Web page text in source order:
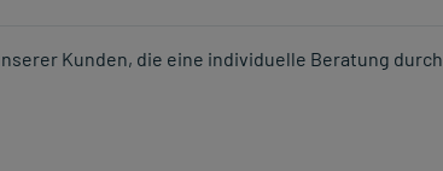
Kunden, die eine individuelle Beratung durch